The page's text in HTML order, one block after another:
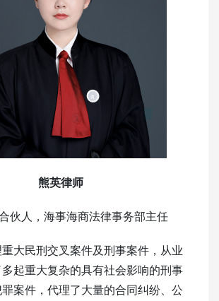
熊英律师
伙人，海事海商法律事务部主任
大民刑交叉案件及刑事案件，从业
起重大复杂的具有社会影响的刑事
案件，代理了大量的合同纠纷、公